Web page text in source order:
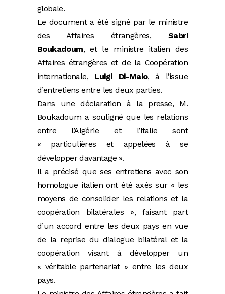
globale.
Le document a été signé par le ministre
des Affaires étrangères, Sabri
Boukadoum, et le ministre italien des
Affaires étrangères et de la Coopération
internationale, Luigi Di-Maio, à l’issue
d’entretiens entre les deux parties.
Dans une déclaration à la presse, M.
Boukadoum a souligné que les relations
entre l’Algérie et l’Italie sont
« particulières et appelées à se
développer davantage ».
Il a précisé que ses entretiens avec son
homologue italien ont été axés sur « les
moyens de consolider les relations et la
coopération bilatérales », faisant part
d’un accord entre les deux pays en vue
de la reprise du dialogue bilatéral et la
coopération visant à développer un
« véritable partenariat » entre les deux
pays.